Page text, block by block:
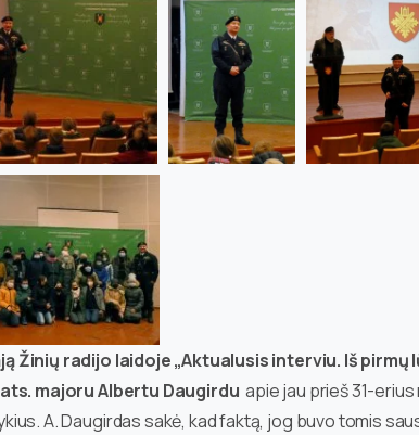
Žinių radijo laidoje „Aktualusis interviu. Iš pirmų
majoru Albertu Daugirdu apie jau prieš 31-
A. Daugirdas sakė, kad faktą, jog buvo tomis